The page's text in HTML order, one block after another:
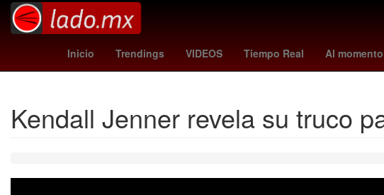
Inicio Trendings VIDEOS Tiempo Real Al momento
Honduras Mundial de Clubes camberos alerta meteorológica
Kendall Jenner revela su truco